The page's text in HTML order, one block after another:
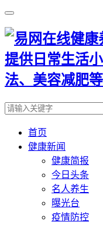
首页
健康新闻
健康简报
今日头条
名人养生
曝光台
疫情防控